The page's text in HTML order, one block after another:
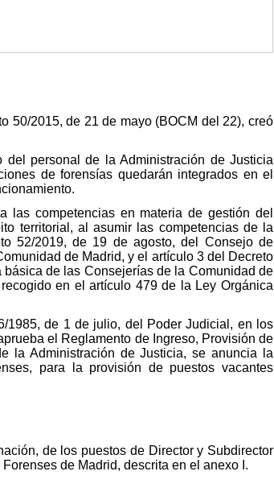
50/2015, de 21 de mayo (BOCM del 22), creó
personal de la Administración de Justicia
de forensías quedarán integrados en el
las competencias en materia de gestión del
territorial, al asumir las competencias de la
52/2019, de 19 de agosto, del Consejo de
de Madrid, y el artículo 3 del Decreto
de las Consejerías de la Comunidad de
en el artículo 479 de la Ley Orgánica
1985, de 1 de julio, del Poder Judicial, en los
el Reglamento de Ingreso, Provisión de
la Administración de Justicia, se anuncia la
para la provisión de puestos vacantes
de los puestos de Director y Subdirector
de Madrid, descrita en el anexo I.